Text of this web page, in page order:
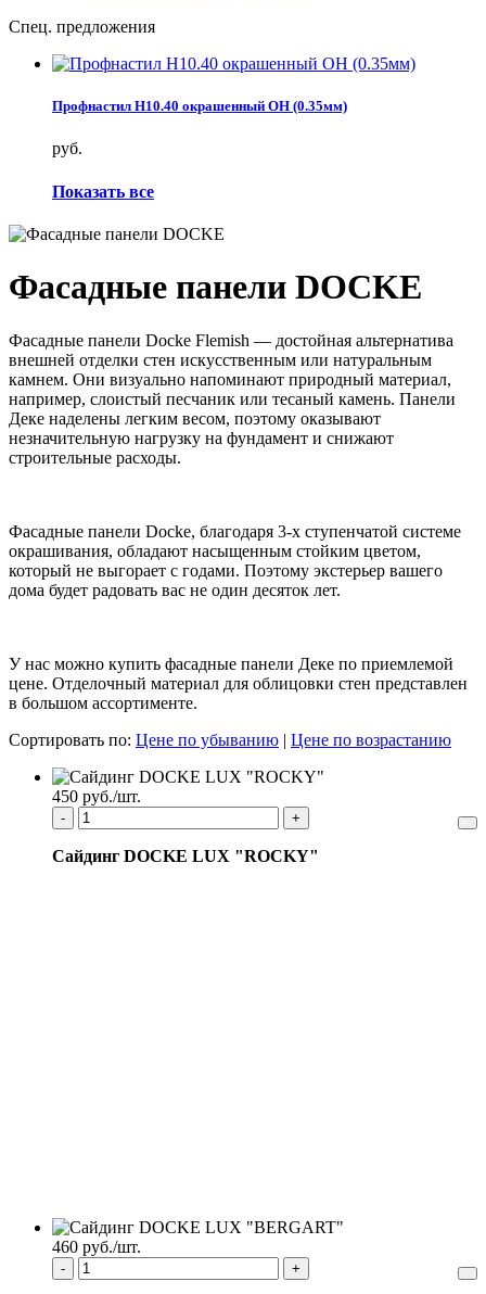
Спец. предложения
Профнастил Н10.40 окрашенный ОН (0.35мм)
руб.
Показать все
Фасадные панели DOCKE
Фасадные панели Docke Flemish — достойная альтернатива
внешней отделки стен искусственным или натуральным
камнем. Они визуально напоминают природный материал,
например, слоистый песчаник или тесаный камень. Панели
Деке наделены легким весом, поэтому оказывают
незначительную нагрузку на фундамент и снижают
строительные расходы.
Фасадные панели Docke, благодаря 3-х ступенчатой системе
окрашивания, обладают насыщенным стойким цветом,
который не выгорает с годами. Поэтому экстерьер вашего
дома будет радовать вас не один десяток лет.
У нас можно купить фасадные панели Деке по приемлемой
цене. Отделочный материал для облицовки стен представлен
в большом ассортименте.
Сортировать по: Цене по убыванию | Цене по возрастанию
450 руб./шт.
- +
Сайдинг DOCKE LUX "ROCKY"
460 руб./шт.
- +